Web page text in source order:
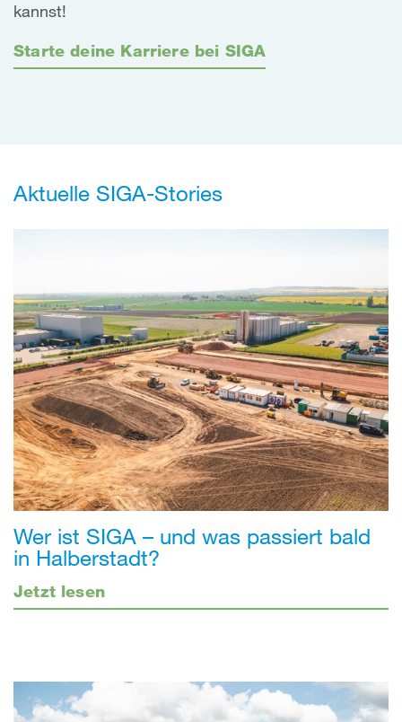
kannst!
Starte deine Karriere bei SIGA
Aktuelle SIGA-Stories
Wer ist SIGA – und was passiert bald
in Halberstadt?
Jetzt lesen